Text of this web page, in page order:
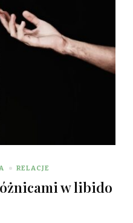
RELACJE
w libido